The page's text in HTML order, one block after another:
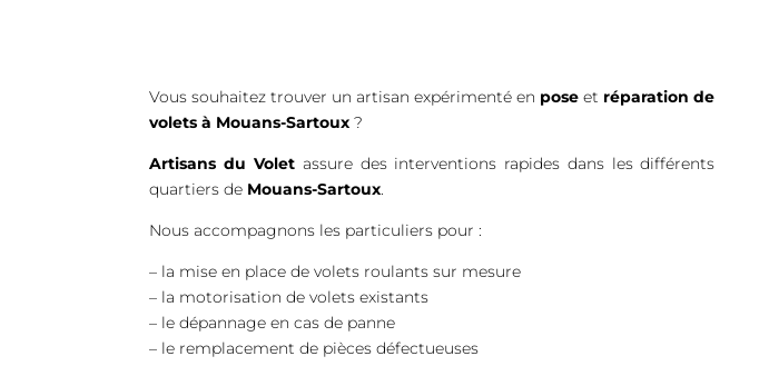
Vous souhaitez trouver un artisan expérimenté en pose et réparation de
volets à Mouans-Sartoux ?
Artisans du Voletassure des interventions rapides dans les différents
quartiers de Mouans-Sartoux.
Nous accompagnons les particuliers pour :
– la mise en place de volets roulants sur mesure
– la motorisation de volets existants
– le dépannage en cas de panne
– le remplacement de pièces défectueuses